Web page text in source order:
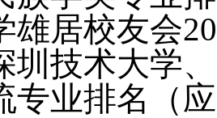
雄居校友会
圳技术大学
专业排名（